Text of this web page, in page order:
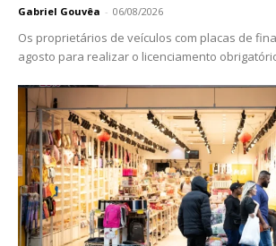
Gabriel Gouvêa - 06/08/2026
Os proprietários de veículos com placas de
agosto para realizar o licenciamento